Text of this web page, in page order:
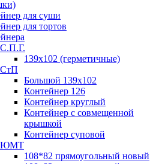
для суши
для тортов
С.П.Г.
139х102 (герметичные)
СтП
Большой 139х102
Контейнер 126
Контейнер круглый
Контейнер с совмещенной
крышкой
Контейнер суповой
ЮМТ
108*82 прямоугольный новый